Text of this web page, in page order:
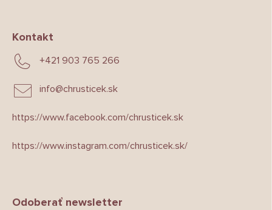
Kontakt
info@chrusticek.sk
+421 903 765 266
https://www.facebook.com/chrusticek.sk
https://www.instagram.com/chrusticek.sk/
Odoberať newsletter